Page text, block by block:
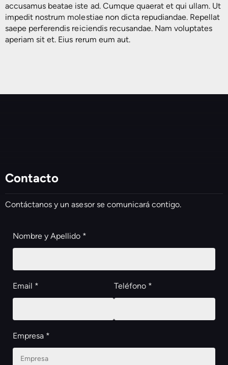
accusamus beatae iste ad. Cumque quaerat et qui ullam. Ut
impedit nostrum molestiae non dicta repudiandae. Repellat
saepe perferendis reiciendis recusandae. Nam voluptates
aperiam sit et. Eius rerum eum aut.
Contacto
Contáctanos y un asesor se comunicará contigo.
Nombre y Apellido *
Email * Teléfono *
Empresa *